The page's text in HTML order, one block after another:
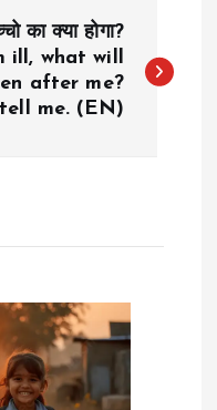
का क्या होगा?
ill, what will
after me?
me. (EN)